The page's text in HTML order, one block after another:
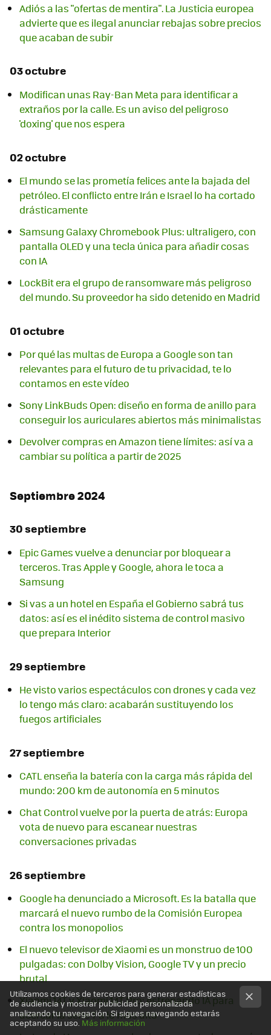
Adiós a las "ofertas de mentira". La Justicia europea
advierte que es ilegal anunciar rebajas sobre precios
que acaban de subir
03 octubre
Modifican unas Ray-Ban Meta para identificar a
extraños por la calle. Es un aviso del peligroso
'doxing' que nos espera
02 octubre
El mundo se las prometía felices ante la bajada del
petróleo. El conflicto entre Irán e Israel lo ha cortado
drásticamente
Samsung Galaxy Chromebook Plus: ultraligero, con
pantalla OLED y una tecla única para añadir cosas
con IA
LockBit era el grupo de ransomware más peligroso
del mundo. Su proveedor ha sido detenido en Madrid
01 octubre
Por qué las multas de Europa a Google son tan
relevantes para el futuro de tu privacidad, te lo
contamos en este vídeo
Sony LinkBuds Open: diseño en forma de anillo para
conseguir los auriculares abiertos más minimalistas
Devolver compras en Amazon tiene límites: así va a
cambiar su política a partir de 2025
Septiembre 2024
30 septiembre
Epic Games vuelve a denunciar por bloquear a
terceros. Tras Apple y Google, ahora le toca a
Samsung
Si vas a un hotel en España el Gobierno sabrá tus
datos: así es el inédito sistema de control masivo
que prepara Interior
29 septiembre
He visto varios espectáculos con drones y cada vez
lo tengo más claro: acabarán sustituyendo los
fuegos artificiales
27 septiembre
CATL enseña la batería con la carga más rápida del
mundo: 200 km de autonomía en 5 minutos
Chat Control vuelve por la puerta de atrás: Europa
vota de nuevo para escanear nuestras
conversaciones privadas
26 septiembre
Google ha denunciado a Microsoft. Es la batalla que
marcará el nuevo rumbo de la Comisión Europea
contra los monopolios
El nuevo televisor de Xiaomi es un monstruo de 100
pulgadas: con Dolby Vision, Google TV y un precio
brutal
Xiaomi 14T y Xiaomi 14T Pro: estrenando IA para
acercar la serie T a lo más alto
Utilizamos cookies de terceros para generar estadísticas
de audiencia y mostrar publicidad personalizada
analizando tu navegación. Si sigues navegando estarás
aceptando su uso. Más información